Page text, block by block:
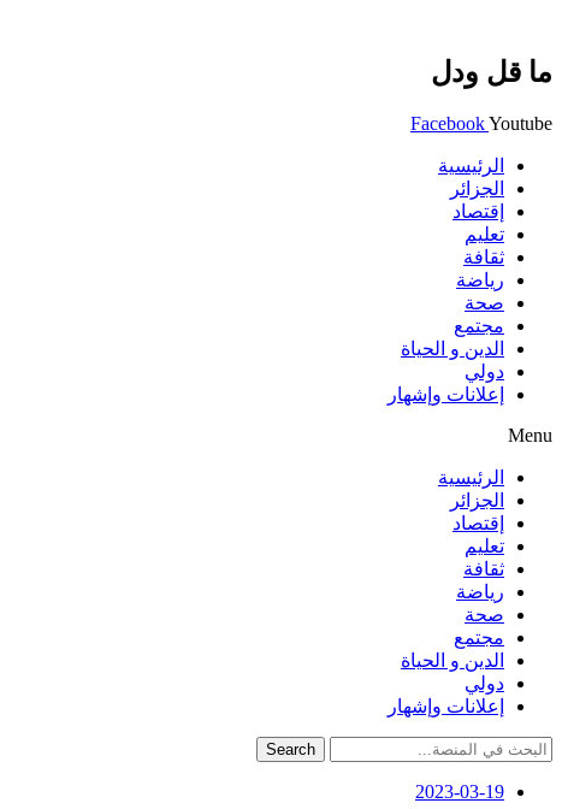
ما قل ودل
FacebookYoutube
الرئيسية
الجزائر
إقتصاد
تعليم
ثقافة
رياضة
صحة
مجتمع
الدين و الحياة
دولي
إعلانات وإشهار
Menu
الرئيسية
الجزائر
إقتصاد
تعليم
ثقافة
رياضة
صحة
مجتمع
الدين و الحياة
دولي
إعلانات وإشهار
Search
2023-03-19